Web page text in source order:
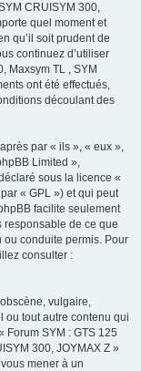
CRUISYM 300,
quel moment et
qu’il soit prudent de
continuez d’utiliser
Maxsym TL , SYM
ont été effectués,
découlant des
par « ils », « eux »,
Limited »,
sous la licence «
« GPL ») et qui peut
facilite seulement
responsable de ce que
ou conduite permis. Pour
consulter :
vulgaire,
ou tout autre contenu qui
Forum SYM : GTS 125
300, JOYMAX Z »
mener à un